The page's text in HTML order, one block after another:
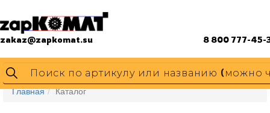
zakaz@zapkomat.su 8 800 777-45-
Главная Каталог